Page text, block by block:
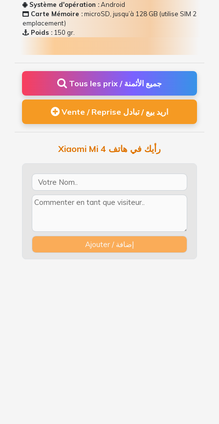
Système d'opération :Android
Carte Mémoire :microSD, jusqu’à 128 GB (utilise SIM 2
emplacement)
Poids : 150 gr.
Tous les prix / جميع الأثمنة
Vente / Reprise اريد بيع / تبادل
Xiaomi Mi 4 رأيك في هاتف